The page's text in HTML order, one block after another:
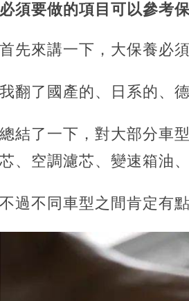
必須要做的項目可以參考
首先來講一下，大保養必
我翻了國產的、日系的、
總結了一下，對大部分車
芯、空調濾芯、變速箱油、
不過不同車型之間肯定有